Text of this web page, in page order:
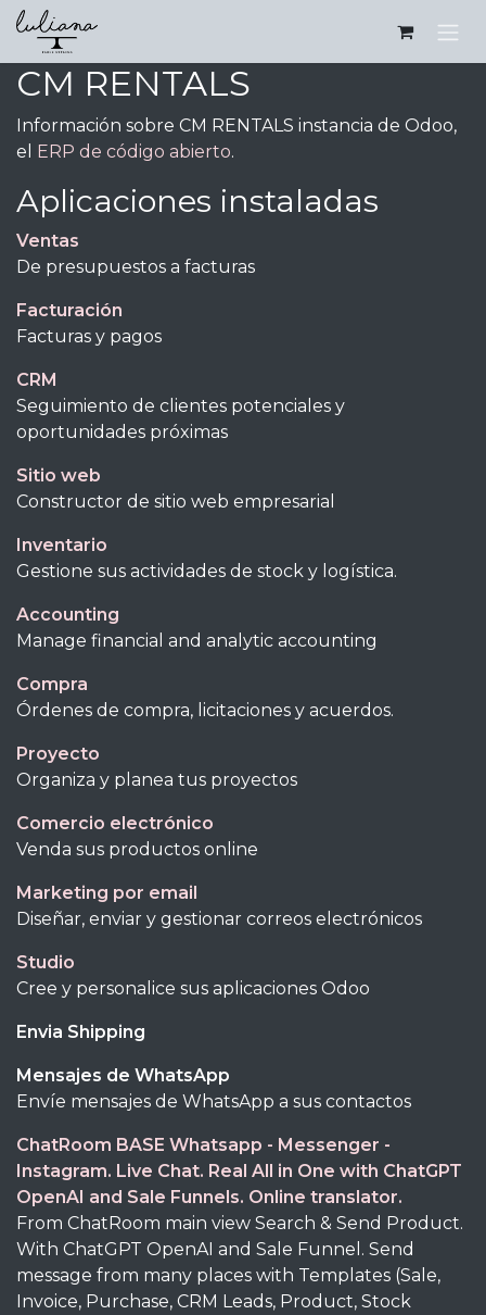
Ir al contenido
CM RENTALS
Información sobre CM RENTALS instancia de Odoo,
el ERP de código abierto.
Aplicaciones instaladas
Ventas
De presupuestos a facturas
Facturación
Facturas y pagos
CRM
Seguimiento de clientes potenciales y
oportunidades próximas
Sitio web
Constructor de sitio web empresarial
Inventario
Gestione sus actividades de stock y logística.
Accounting
Manage financial and analytic accounting
Compra
Órdenes de compra, licitaciones y acuerdos.
Proyecto
Organiza y planea tus proyectos
Comercio electrónico
Venda sus productos online
Marketing por email
Diseñar, enviar y gestionar correos electrónicos
Studio
Cree y personalice sus aplicaciones Odoo
Envia Shipping
Mensajes de WhatsApp
Envíe mensajes de WhatsApp a sus contactos
ChatRoom BASE Whatsapp - Messenger -
Instagram. Live Chat. Real All in One with ChatGPT
OpenAI and Sale Funnels. Online translator.
From ChatRoom main view Search & Send Product.
With ChatGPT OpenAI and Sale Funnel. Send
message from many places with Templates (Sale,
Invoice, Purchase, CRM Leads, Product, Stock